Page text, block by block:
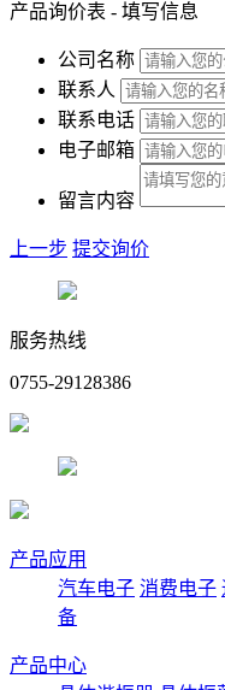
产品询价表 - 填写信息
公司名称
联系人
联系电话
电子邮箱
留言内容
上一步 提交询价
服务热线
0755-29128386
产品应用
汽车电子 消费电子
备
产品中心